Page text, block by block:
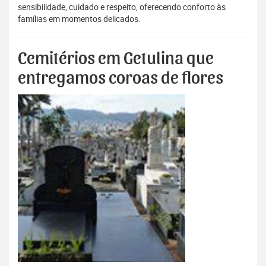
sensibilidade, cuidado e respeito, oferecendo conforto às
famílias em momentos delicados.
Cemitérios em Getulina que
entregamos coroas de flores